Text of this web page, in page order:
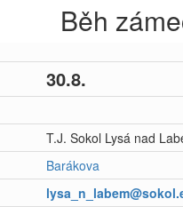
Běh
30.8.
T.J. Sokol Lysá nad
Barákova